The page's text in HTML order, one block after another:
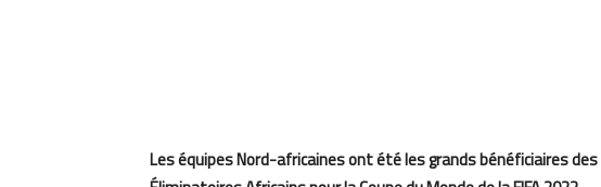
Les équipes Nord-africaines ont été les grands bénéficiaires